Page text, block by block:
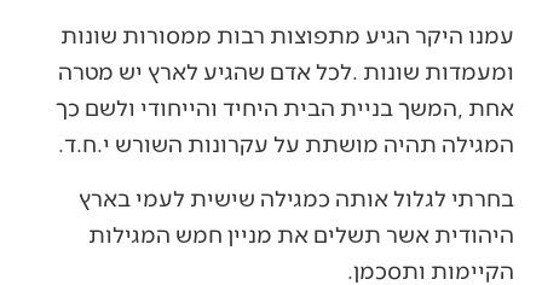
‬אחת‭, ‬המשך‭ ‬בניית‭ ‬הבית‭ ‬היחיד‭ ‬והייחודי‭ ‬ולשם‭ ‬כך‭
‬המגילה‭ ‬תהיה‭ ‬מושתת‭ ‬על‭ ‬עקרונות‭ ‬השורש‭ ‬י‭.‬ח‭.‬ד‭. ‬
‬הקיימות‭ ‬ותסכמן‭. ‬